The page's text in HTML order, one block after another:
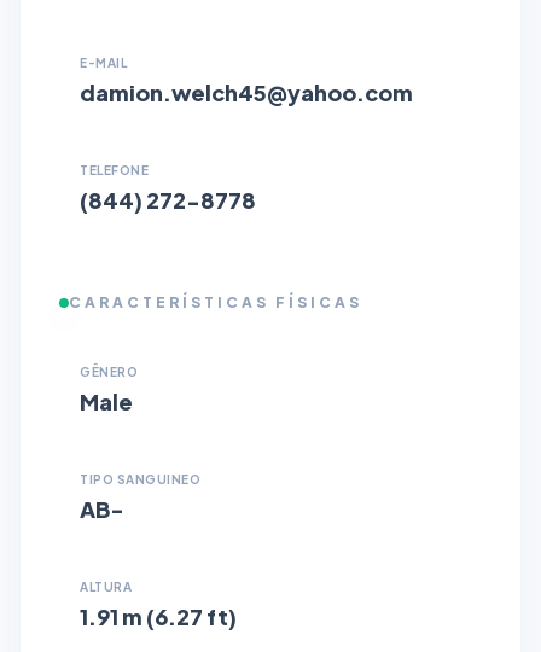
E-MAIL
damion.welch45@yahoo.com
TELEFONE
(844) 272-8778
CARACTERÍSTICAS FÍSICAS
GÊNERO
Male
TIPO SANGUINEO
AB-
ALTURA
1.91 m (6.27 ft)